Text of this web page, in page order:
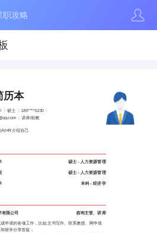
职攻略
历本
硕士
189****6230
讲师/助教
向HR介绍自己
硕士 - 人力资源管理
硕士 - 人力资源管理
本科 - 经济学
有限公司 咨询主管、讲师
申请的各项工作，比如文书写作、联系教授、网申填
留学分享答疑；